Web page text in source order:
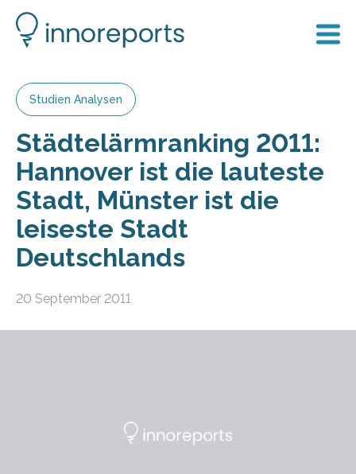
Studien Analysen
Städtelärmranking 2011:
Hannover ist die lauteste
Stadt, Münster ist die
leiseste Stadt
Deutschlands
20 September 2011